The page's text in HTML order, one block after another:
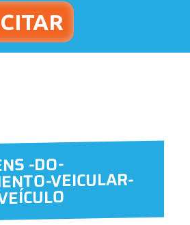
-DO-
VEICULAR-